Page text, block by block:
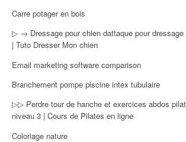
Carre potager en bois
▷ → Dressage pour chien dattaque pour
| Tuto Dresser Mon chien
Email marketing software comparison
Branchement pompe piscine intex tubulaire
▷▷ Perdre tour de hanche et exercices abdos
niveau 3 | Cours de Pilates en ligne
Coloriage nature